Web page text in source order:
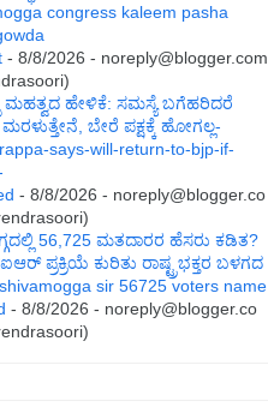
congress kaleem pasha
- 8/8/2026 - noreply@blogger.com
ಮಹತ್ವದ ಹೇಳಿಕೆ: ಸಮಸ್ಯೆ ಬಗೆಹರಿದರೆ
ಬೇರೆ ಪಕ್ಷಕ್ಕೆ ಹೋಗಲ್ಲ-
says-will-return-to-bjp-if-
- 8/8/2026 - noreply@blogger.co
56,725 ಮತದಾರರ ಹೆಸರು ಕಡಿತ?
ಪ್ರಕ್ರಿಯೆ ಕುರಿತು ರಾಷ್ಟ್ರಭಕ್ತರ ಬಳಗದ
sir 56725 voters name
- 8/8/2026 - noreply@blogger.co